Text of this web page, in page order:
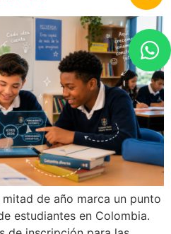
de año marca un punto
estudiantes en Colombia.